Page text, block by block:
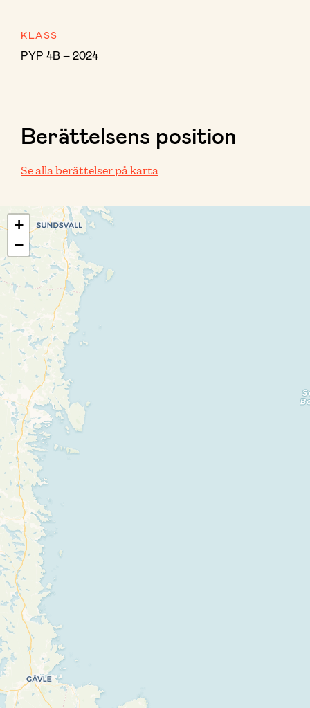
KLASS
PYP 4B – 2024
Berättelsens position
Se alla berättelser på karta
+
−